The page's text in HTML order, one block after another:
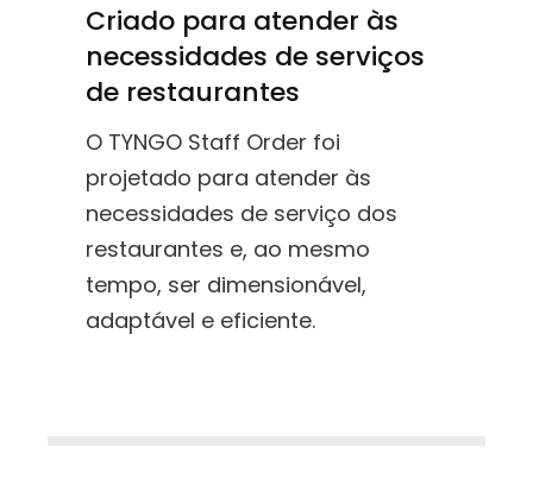
Criado para atender às
necessidades de serviços
de restaurantes
O TYNGO Staff Order foi
projetado para atender às
necessidades de serviço dos
restaurantes e, ao mesmo
tempo, ser dimensionável,
adaptável e eficiente.